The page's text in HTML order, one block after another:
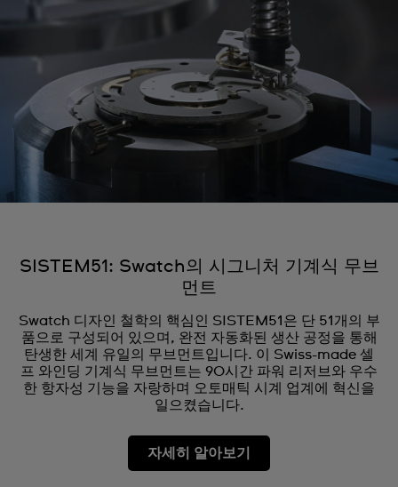
SISTEM51: Swatch의 시그니처 기계식 무브
먼트
Swatch 디자인 철학의 핵심인 SISTEM51은 단 51개의 부
품으로 구성되어 있으며, 완전 자동화된 생산 공정을 통해
탄생한 세계 유일의 무브먼트입니다. 이 Swiss-made 셀
프 와인딩 기계식 무브먼트는 90시간 파워 리저브와 우수
한 항자성 기능을 자랑하며 오토매틱 시계 업계에 혁신을
일으켰습니다.
자세히 알아보기